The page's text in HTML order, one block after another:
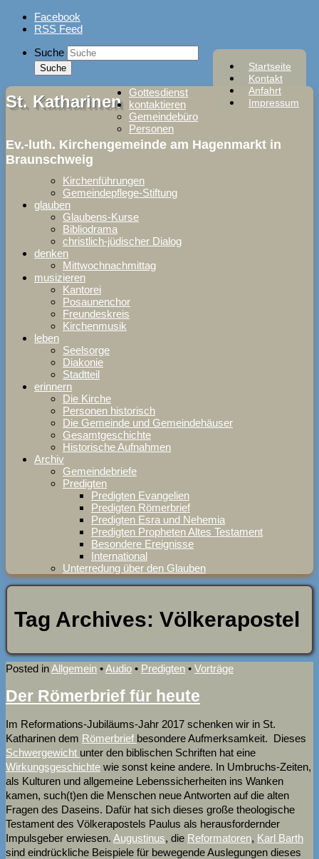
Skip
Facebook
RSS Feed
Startseite
Kontakt
Anfahrt
Impressum
Suche
St. Katharinen
Ev.-luth. Kirchengemeinde am Hagenmarkt in
Braunschweig
Gottesdienst
kontaktieren
Gemeindebüro
Personen
Kirchenführungen
Gemeindepflege-Stiftung
glauben
Glaubens-Kurse
Bibliodrama
christlich-jüdischer Dialog
denken
Mittwochnachmittag
musizieren
Kantorei
Posaunenchor
Freundeskreis
Kirchenmusik
leben
Seelsorge
Diakonie
Stadtteil
erinnern
Die Kirche
Personen historisch
Die Gemeinde und Gemeindehäuser
Gesamtgeschichte
Historische Aufnahmen
Archiv
Gemeindebriefe
Predigten
Predigten Evangelien
Predigten Römerbrief
Predigten Esra und Nehemia
Predigten Propheten Altes Testament
Besondere Ereignisse
International
Unterredung über den Glauben
Tag Archives: Völkerapostel
Posted inAllgemein •Audio • Predigten • Vorträge
Der Römerbrief für heute
Im Reformations-Jubiläums-Jahr 2017 schenken wir in St.
Katharinen dem Römerbrief besondere Aufmerksamkeit. Dieses
Schwergewicht unter den biblischen Schriften hat eine
Wirkungsgeschichte wie sonst keine andere. In Umbruchs-Zeiten,
als Kulturen und allgemeine Lebenssicherheiten ins Wanken
kamen, such(t)en die Menschen neue Antworten auf die alten
Fragen des Daseins. Dafür hat sich dieses große theologische
Testament des Völkerapostels Paulus als herausfordernder
Impulsgeber erwiesen. Augustinus, die Reformatoren, Karl Barth
sind eindrückliche Beispiele für bewegende Auslegungen dieses